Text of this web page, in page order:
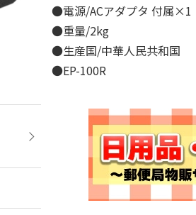
●電源/ACアダプタ 付属×1
●重量/2kg
●生産国/中華人民共和国
●EP-100R